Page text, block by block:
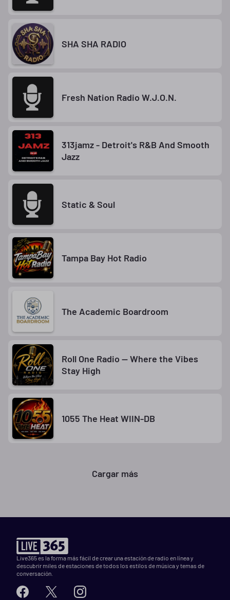
SHA SHA RADIO
Fresh Nation Radio W.J.O.N.
313jamz - Detroit's R&B And Smooth
Jazz
Static & Soul
Tampa Bay Hot Radio
The Academic Boardroom
Roll One Radio — Where the Vibes
Stay High
1055 The Heat WIIN-DB
Cargar más
Live365 es la forma más fácil de crear una estación de radio en línea y
descubrir miles de estaciones de todos los estilos de música y temas de
conversación.